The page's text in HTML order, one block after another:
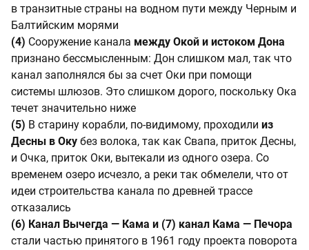
в транзитные страны на водном пути между Черным и
Балтийским морями
(4) Сооружение канала между Окой и истоком Дона
признано бессмысленным: Дон слишком мал, так что
канал заполнялся бы за счет Оки при помощи
системы шлюзов. Это слишком дорого, поскольку Ока
течет значительно ниже
(5) В старину корабли, по-видимому, проходили из
Десны в Оку без волока, так как Свапа, приток Десны,
и Очка, приток Оки, вытекали из одного озера. Со
временем озеро исчезло, а реки так обмелели, что от
идеи строительства канала по древней трассе
отказались
(6) Канал Вычегда — Кама и (7) канал Кама — Печора
стали частью принятого в 1961 году проекта поворота